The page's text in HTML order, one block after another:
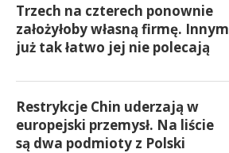
Trzech na czterech ponownie
założyłoby własną firmę. Innym
już tak łatwo jej nie polecają
Restrykcje Chin uderzają w
europejski przemysł. Na liście
są dwa podmioty z Polski